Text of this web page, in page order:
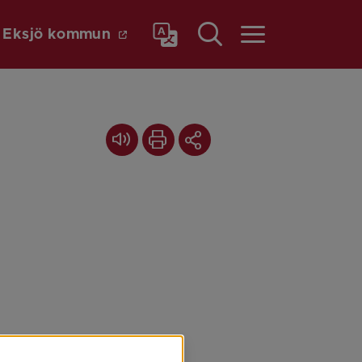
Eksjö kommun Länk till annan webbplats.
Meny